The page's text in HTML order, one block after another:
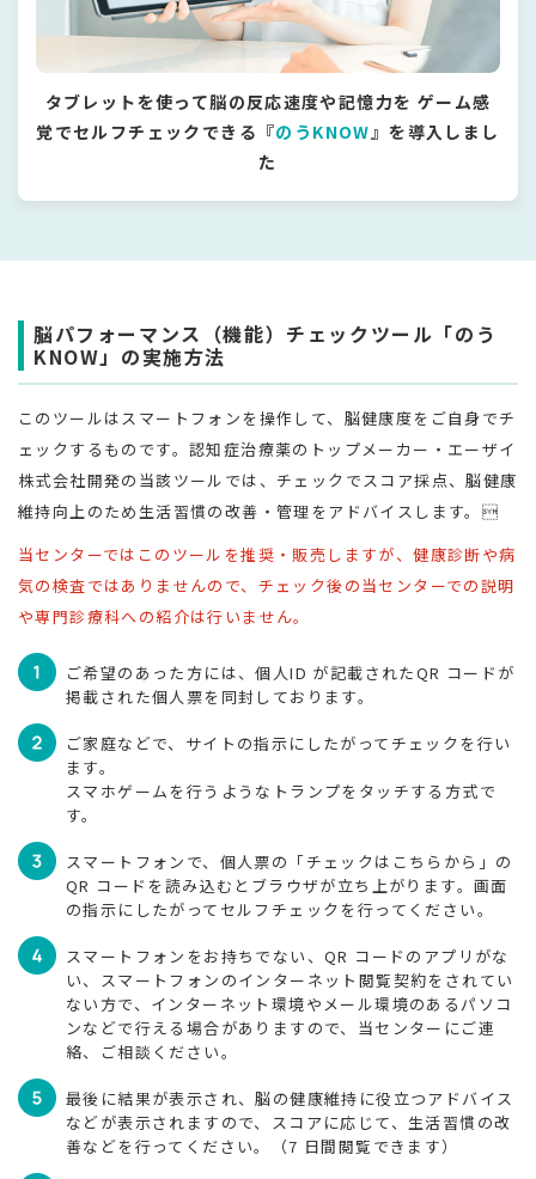
アミロイドPET検査 外国人のみなさまへ
検査コース オプション検査
医療関係のみなさまへ
治験・臨床研究について 検査お申し込み
タブレットを使って脳の反応速度や記憶力を ゲーム感
覚でセルフチェックできる『のうKNOW 』を導入しまし
た
脳パフォーマンス（機能）チェックツール「のう
KNOW」の実施方法
このツールはスマートフォンを操作して、脳健康度をご自身でチ
ェックするものです。認知症治療薬のトップメーカー・エーザイ
株式会社開発の当該ツールでは、チェックでスコア採点、脳健康
維持向上のため生活習慣の改善・管理をアドバイスします。
当センターではこのツールを推奨・販売しますが、健康診断や病
気の検査ではありませんので、チェック後の当センターでの説明
や専門診療科への紹介は行いません。
ご希望のあった方には、個人ID が記載されたQR コードが
掲載された個人票を同封しております。
ご家庭などで、サイトの指示にしたがってチェックを行い
ます。
スマホゲームを行うようなトランプをタッチする方式で
す。
スマートフォンで、個人票の「チェックはこちらから」の
QR コードを読み込むとブラウザが立ち上がります。画面
の指示にしたがってセルフチェックを行ってください。
スマートフォンをお持ちでない、QR コードのアプリがな
い、スマートフォンのインターネット閲覧契約をされてい
ない方で、インターネット環境やメール環境のあるパソコ
ンなどで行える場合がありますので、当センターにご連
絡、ご相談ください。
最後に結果が表示され、脳の健康維持に役立つアドバイス
などが表示されますので、スコアに応じて、生活習慣の改
善などを行ってください。（7 日間閲覧できます）